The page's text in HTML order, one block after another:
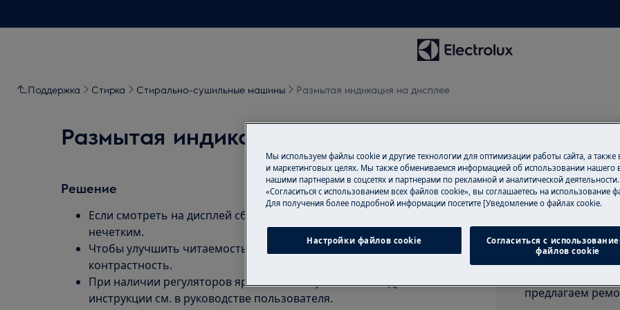
Поддержка Стирка Стирально-сушильные машины Размытая индикация на дисплее
Размытая индикация на дисплее
Решение
Если смотреть на дисплей сбоку или сверху, изображение кажется
нечетким.
Чтобы улучшить читаемость дисплея, отрегулируйте его яркость и
контрастность.
При наличии регуляторов яркости и контрастности подробные
инструкции см. в руководстве пользователя.
Записаться на
Вам нужен
удовольствием
оригинальные
предлагаем
Мы используем файлы cookie и другие технологии для оптимизации работы сайта, а
и маркетинговых целях. Мы также обмениваемся информацией об использовании нашего
нашими партнерами в соцсетях и партнерами по рекламной и аналитической
«Согласиться с использованием всех файлов cookie», вы соглашаетесь на использование
Для получения более подробной информации посетите [Уведомление о файлах cookie.
Настройки файлов cookie
Согласиться с
файлов cookie